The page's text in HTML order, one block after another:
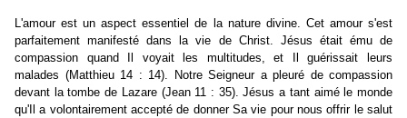
L'amour est un aspect essentiel de la nature divine. Cet amour s'est
parfaitement manifesté dans la vie de Christ. Jésus était ému de
compassion quand Il voyait les multitudes, et Il guérissait leurs
malades (Matthieu 14 : 14). Notre Seigneur a pleuré de compassion
devant la tombe de Lazare (Jean 11 : 35). Jésus a tant aimé le monde
qu'Il a volontairement accepté de donner Sa vie pour nous offrir le salut